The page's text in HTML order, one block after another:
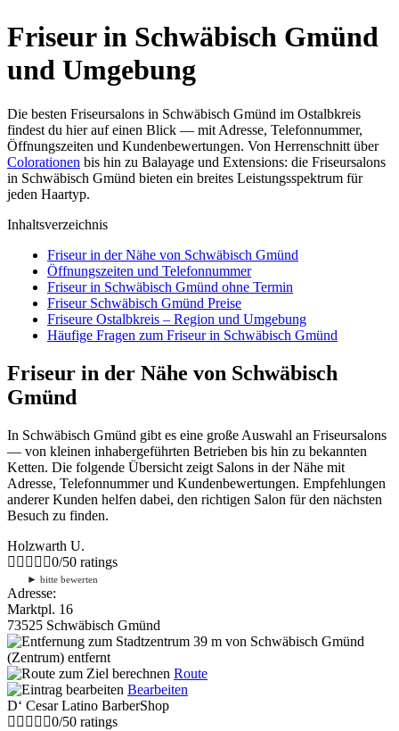
Friseur in Schwäbisch Gmünd
und Umgebung
Die besten Friseursalons in Schwäbisch Gmünd im Ostalbkreis
findest du hier auf einen Blick — mit Adresse, Telefonnummer,
Öffnungszeiten und Kundenbewertungen. Von Herrenschnitt über
Colorationen bis hin zu Balayage und Extensions: die Friseursalons
in Schwäbisch Gmünd bieten ein breites Leistungsspektrum für
jeden Haartyp.
Inhaltsverzeichnis
Friseur in der Nähe von Schwäbisch Gmünd
Öffnungszeiten und Telefonnummer
Friseur in Schwäbisch Gmünd ohne Termin
Friseur Schwäbisch Gmünd Preise
Friseure Ostalbkreis – Region und Umgebung
Häufige Fragen zum Friseur in Schwäbisch Gmünd
Friseur in der Nähe von Schwäbisch
Gmünd
In Schwäbisch Gmünd gibt es eine große Auswahl an Friseursalons
— von kleinen inhabergeführten Betrieben bis hin zu bekannten
Ketten. Die folgende Übersicht zeigt Salons in der Nähe mit
Adresse, Telefonnummer und Kundenbewertungen. Empfehlungen
anderer Kunden helfen dabei, den richtigen Salon für den nächsten
Besuch zu finden.
Holzwarth U.
0/50 ratings
► bitte bewerten
Adresse:
Marktpl. 16
73525 Schwäbisch Gmünd
39 m von Schwäbisch Gmünd
(Zentrum) entfernt
Route
Bearbeiten
D‘ Cesar Latino BarberShop
0/50 ratings